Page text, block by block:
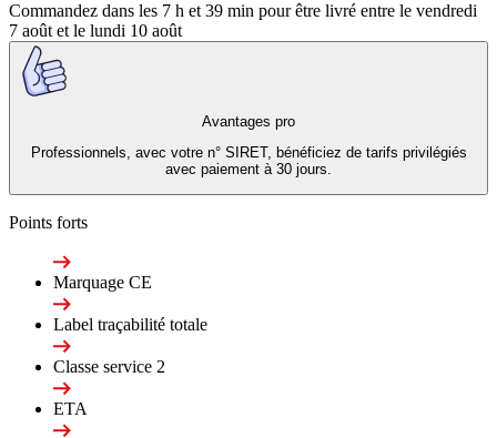
Commandez dans les 7 h et 39 min pour être livré entre le vendredi
7 aoûtet le lundi 10 août
Avantages pro
Professionnels, avec votre n° SIRET, bénéficiez de tarifs privilégiés
avec paiement à 30 jours.
Points forts
Marquage CE
Label traçabilité totale
Classe service 2
ETA